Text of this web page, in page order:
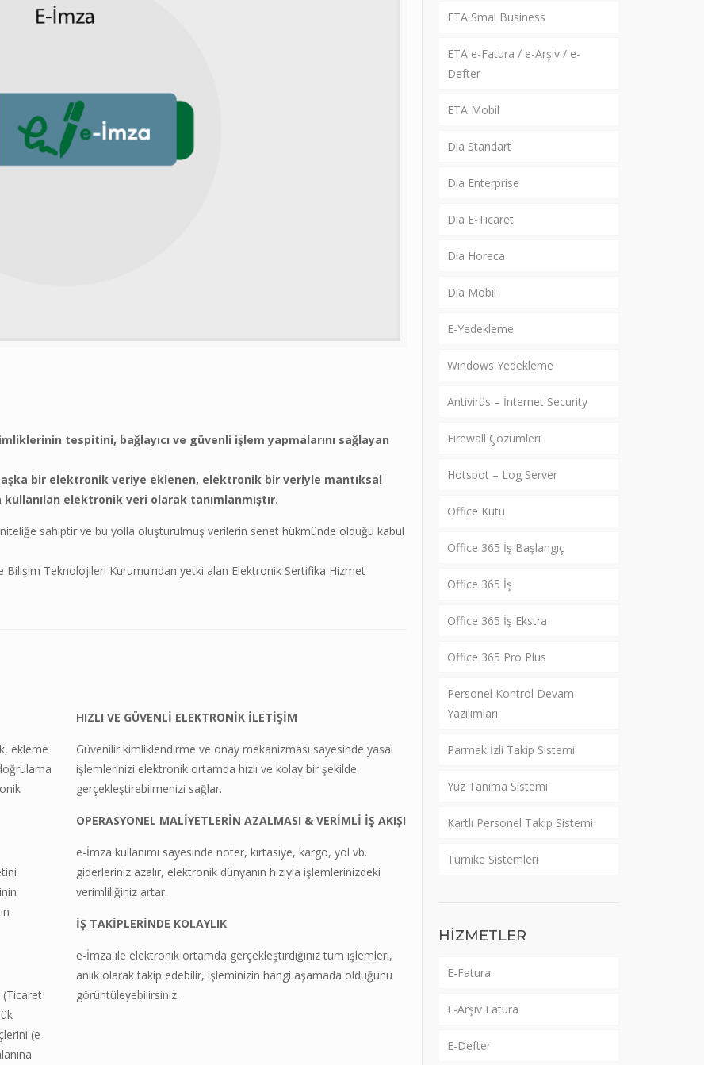
tespitini, bağlayıcı ve güvenli işlem yapmalarını sağlayan
bir elektronik veriye eklenen, elektronik bir veriyle mantıksal
elektronik veri olarak tanımlanmıştır.
sahiptir ve bu yolla oluşturulmuş verilerin senet hükmünde olduğu kabul
Teknolojileri Kurumu’ndan yetki alan Elektronik Sertifika Hizmet
ekleme
(Ticaret
(e-
HIZLI VE GÜVENLİ ELEKTRONİK İLETİŞİM
Güvenilir kimliklendirme ve onay mekanizması sayesinde yasal
işlemlerinizi elektronik ortamda hızlı ve kolay bir şekilde
gerçekleştirebilmenizi sağlar.
OPERASYONEL MALİYETLERİN AZALMASI & VERİMLİ İŞ AKIŞI
e-İmza kullanımı sayesinde noter, kırtasiye, kargo, yol vb.
giderleriniz azalır, elektronik dünyanın hızıyla işlemlerinizdeki
verimliliğiniz artar.
İŞ TAKİPLERİNDE KOLAYLIK
e-İmza ile elektronik ortamda gerçekleştirdiğiniz tüm işlemleri,
anlık olarak takip edebilir, işleminizin hangi aşamada olduğunu
görüntüleyebilirsiniz.
ETA Smal Business
ETA e-Fatura / e-Arşiv / e-
Defter
ETA Mobil
Dia Standart
Dia Enterprise
Dia E-Ticaret
Dia Horeca
Dia Mobil
E-Yedekleme
Windows Yedekleme
Antivirüs – İnternet Security
Firewall Çözümleri
Hotspot – Log Server
Office Kutu
Office 365 İş Başlangıç
Office 365 İş
Office 365 İş Ekstra
Office 365 Pro Plus
Personel Kontrol Devam
Yazılımları
Parmak İzli Takip Sistemi
Yüz Tanıma Sistemi
Kartlı Personel Takip Sistemi
Turnike Sistemleri
HİZMETLER
E-Fatura
E-Arşiv Fatura
E-Defter